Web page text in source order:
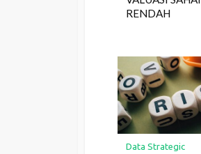
RENDAH
Data Strategic